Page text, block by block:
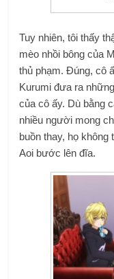
Tuy nhiên, tôi thấy
mèo nhồi bông của
thủ phạm. Đúng, cô
Kurumi đưa ra
của cô ấy. Dù bằng
nhiều người mong
buồn thay, họ
Aoi bước lên đĩa.